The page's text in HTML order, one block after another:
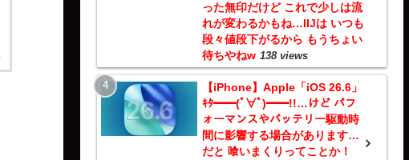
った無印だけど これで少しは流
れが変わるかもね…IIJは いつも
段々値段下がるから もうちょい
待ちやねw 138 views
【iPhone】Apple「iOS 26.6」
ｷﾀ━━(ﾟ∀ﾟ)━━!!…けど パフ
ォーマンスやバッテリー駆動時
間に影響する場合があります…
だと 喰いまくりってことか！